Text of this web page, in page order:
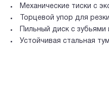
Механические тиски с
Торцевой упор для
Пильный диск с
Устойчивая стальная